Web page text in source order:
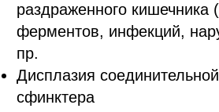
раздраженного кишечника
ферментов, инфекций,
пр.
Дисплазия
сфинктера